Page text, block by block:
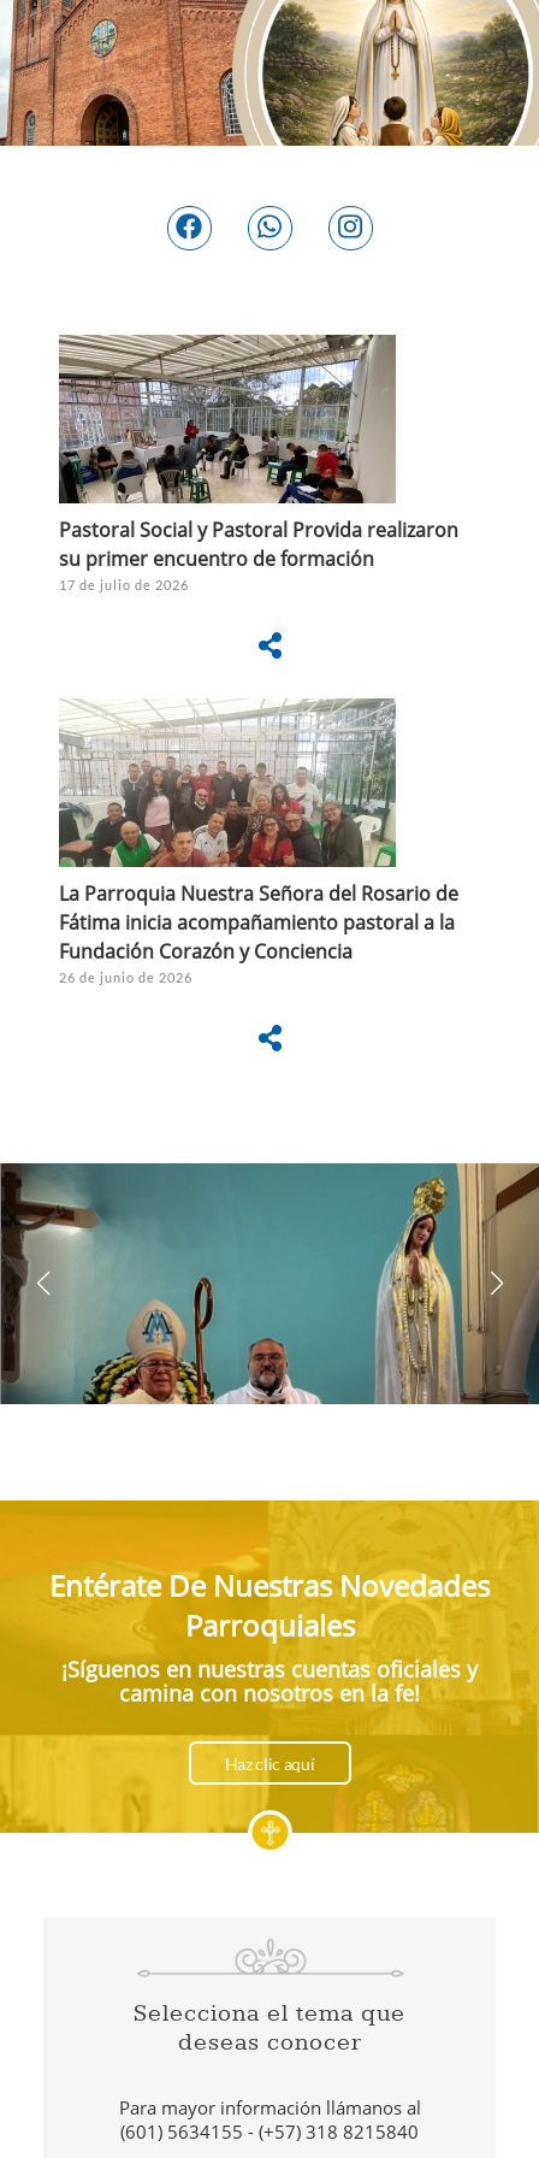
Pastoral Social y Pastoral Provida realizaron
su primer encuentro de formación
17 de julio de 2026
La Parroquia Nuestra Señora del Rosario de
Fátima inicia acompañamiento pastoral a la
Fundación Corazón y Conciencia
26 de junio de 2026
Entérate De Nuestras Novedades
Parroquiales
¡Síguenos en nuestras cuentas oficiales y
camina con nosotros en la fe!
Haz clic aquí
Selecciona el tema que
deseas conocer
Para mayor información llámanos al
(601) 5634155 - (+57) 318 8215840